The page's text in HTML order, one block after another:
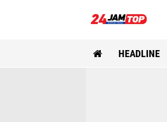
HEADLINE